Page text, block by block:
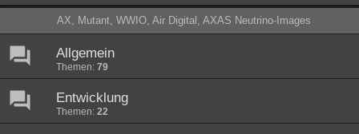
AX, Mutant, WWIO, Air Digital, AXAS Neutrino-Images
Allgemein
Themen: 79
Entwicklung
Themen: 22